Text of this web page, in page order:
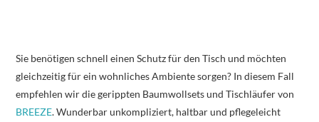
Sie benötigen schnell einen Schutz für den Tisch und möchten
gleichzeitig für ein wohnliches Ambiente sorgen? In diesem Fall
empfehlen wir die gerippten Baumwollsets und Tischläufer von
BREEZE. Wunderbar unkompliziert, haltbar und pflegeleicht